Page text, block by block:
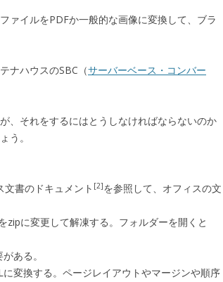
ァイルをPDFか一般的な画像に変換して、ブラ
ナハウスのSBC（サーバーベース・コンバー
、それをするにはとうしなければならないのか
う。
書のドキュメント [2]を参照して、オフィスの文
に変更して解凍する。フォルダーを開くと
ある。
変換する。ページレイアウトやマージンや順序